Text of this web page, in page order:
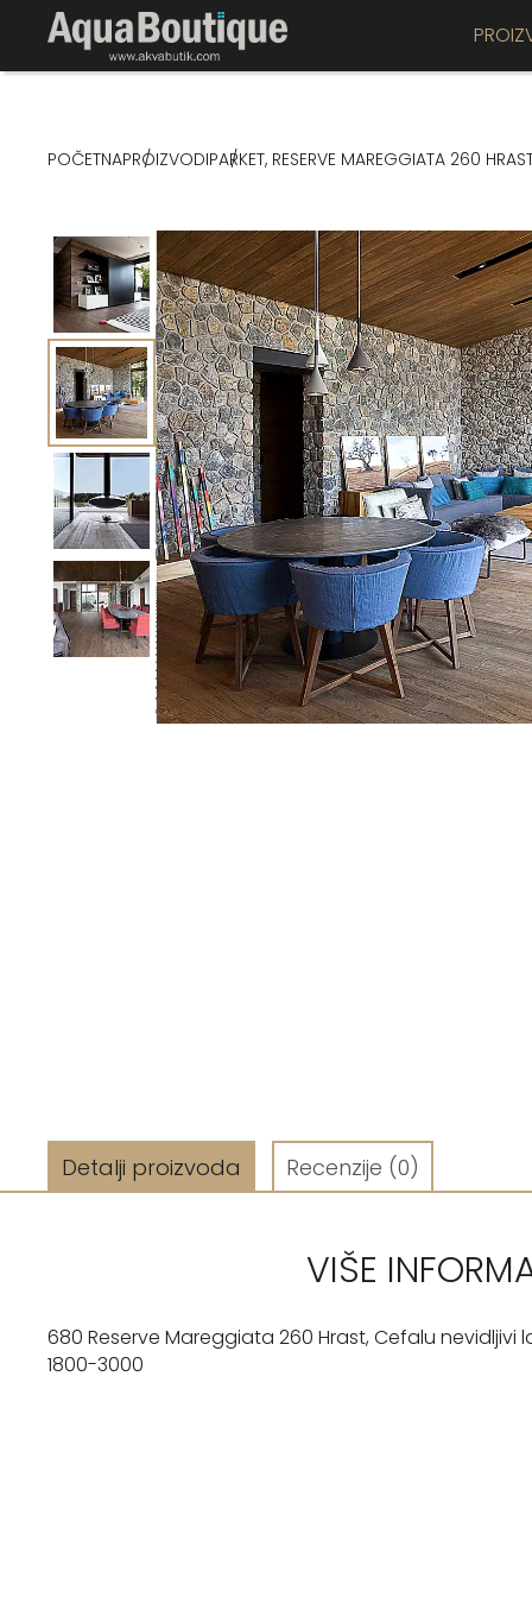
POČETNAPROIZVODIPARKET, RESERVE MAREGGIATA 260
Detalji proizvoda Recenzije (0)
VIŠE
680 Reserve Mareggiata 260 Hrast, Cefalu nevidljivi
1800-3000